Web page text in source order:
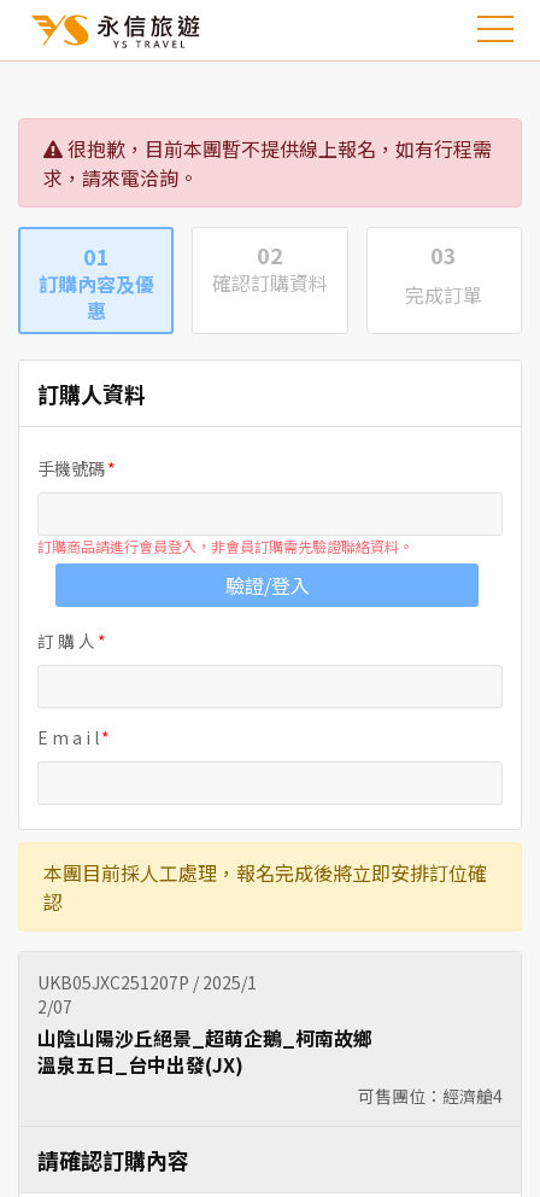
很抱歉，目前本團暫不提供線上報名，如有行程需
求，請來電洽詢。
01
訂購內容及優
惠
02
確認訂購資料
03
完成訂單
訂購人資料
手機號碼
訂購商品請進行會員登入，非會員訂購需先驗證聯絡資料。
驗證/登入
訂 購 人
E m a i l
本團目前採人工處理，報名完成後將立即安排訂位確
認
UKB05JXC251207P / 2025/1
2/07
可售團位：經濟艙4
山陰山陽沙丘絕景_超萌企鵝_柯南故鄉
溫泉五日_台中出發(JX)
請確認訂購內容